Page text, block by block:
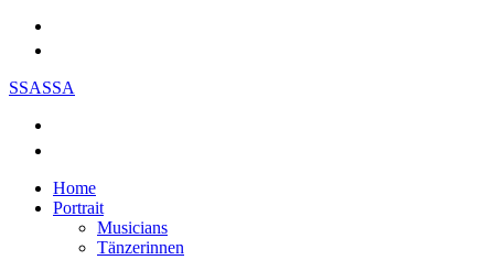
SSASSA
Home
Portrait
Musicians
Tänzerinnen